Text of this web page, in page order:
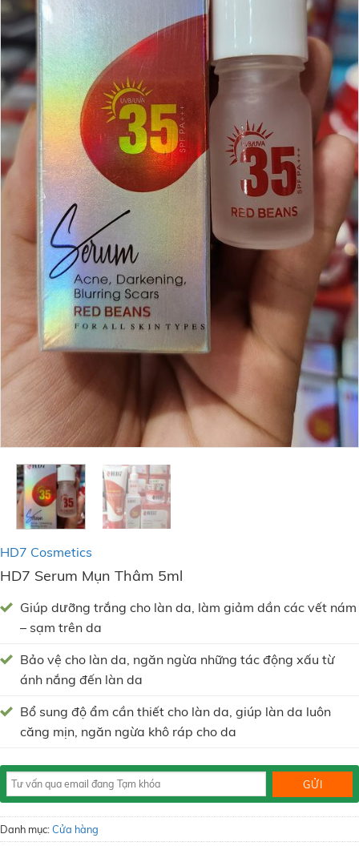
HD7 Cosmetics
HD7 Serum Mụn Thâm 5ml
Giúp dưỡng trắng cho làn da, làm giảm dần các vết nám
– sạm trên da
Bảo vệ cho làn da, ngăn ngừa những tác động xấu từ
ánh nắng đến làn da
Bổ sung độ ẩm cần thiết cho làn da, giúp làn da luôn
căng mịn, ngăn ngừa khô ráp cho da
Danh mục:Cửa hàng